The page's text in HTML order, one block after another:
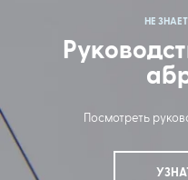
НЕ
Посмотреть